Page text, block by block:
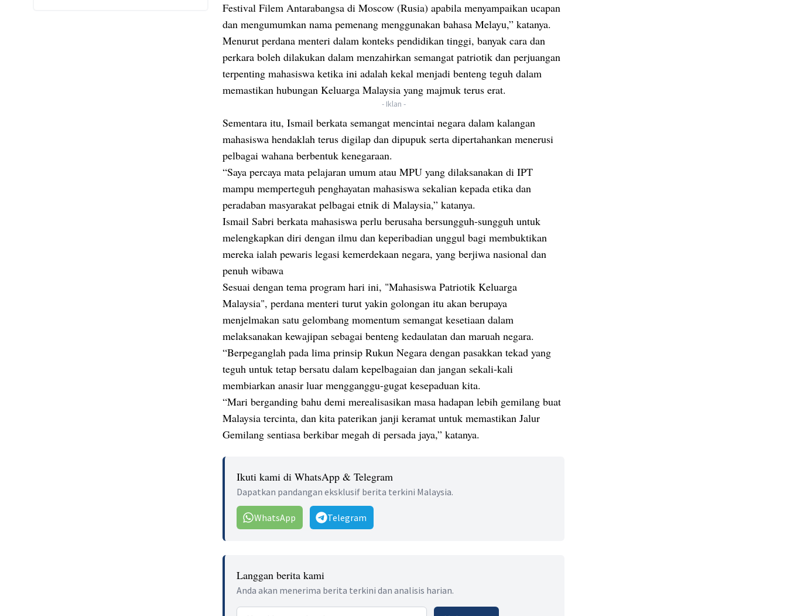
Festival Filem Antarabangsa di Moscow (Rusia) apabila menyampaikan ucapan
dan mengumumkan nama pemenang menggunakan bahasa Melayu,” katanya.
Menurut perdana menteri dalam konteks pendidikan tinggi, banyak cara dan
perkara boleh dilakukan dalam menzahirkan semangat patriotik dan perjuangan
terpenting mahasiswa ketika ini adalah kekal menjadi benteng teguh dalam
memastikan hubungan Keluarga Malaysia yang majmuk terus erat.
- Iklan -
Sementara itu, Ismail berkata semangat mencintai negara dalam kalangan
mahasiswa hendaklah terus digilap dan dipupuk serta dipertahankan menerusi
pelbagai wahana berbentuk kenegaraan.
“Saya percaya mata pelajaran umum atau MPU yang dilaksanakan di IPT
mampu memperteguh penghayatan mahasiswa sekalian kepada etika dan
peradaban masyarakat pelbagai etnik di Malaysia,” katanya.
Ismail Sabri berkata mahasiswa perlu berusaha bersungguh-sungguh untuk
melengkapkan diri dengan ilmu dan keperibadian unggul bagi membuktikan
mereka ialah pewaris legasi kemerdekaan negara, yang berjiwa nasional dan
penuh wibawa
Sesuai dengan tema program hari ini, "Mahasiswa Patriotik Keluarga
Malaysia", perdana menteri turut yakin golongan itu akan berupaya
menjelmakan satu gelombang momentum semangat kesetiaan dalam
melaksanakan kewajipan sebagai benteng kedaulatan dan maruah negara.
“Berpeganglah pada lima prinsip Rukun Negara dengan pasakkan tekad yang
teguh untuk tetap bersatu dalam kepelbagaian dan jangan sekali-kali
membiarkan anasir luar mengganggu-gugat kesepaduan kita.
“Mari berganding bahu demi merealisasikan masa hadapan lebih gemilang buat
Malaysia tercinta, dan kita paterikan janji keramat untuk memastikan Jalur
Gemilang sentiasa berkibar megah di persada jaya,” katanya.
Ikuti kami di WhatsApp & Telegram
Dapatkan pandangan eksklusif berita terkini Malaysia.
WhatsApp Telegram
Langgan berita kami
Anda akan menerima berita terkini dan analisis harian.
Email address